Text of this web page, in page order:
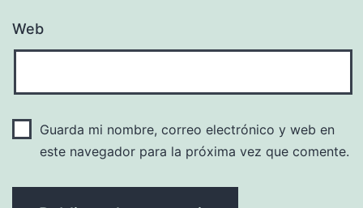
Web
Guarda mi nombre, correo electrónico y web en
este navegador para la próxima vez que comente.